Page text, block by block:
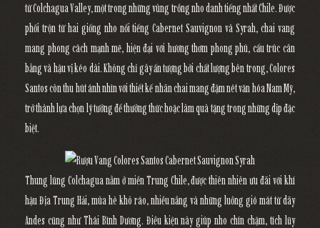
từColchagua Valley, một trong những vùng trồng nho danh tiếng nhất Chile. Được
phối trộn từ hai giống nho nổi tiếngCabernet Sauvignon vàSyrah, chai vang
mang phong cách mạnh mẽ, hiện đại với hương thơm phong phú, cấu trúc cân
bằng và hậu vị kéo dài. Không chỉ gây ấn tượng bởi chất lượng bên trong, Colores
Santos còn thu hút ánh nhìn với thiết kế nhãn chai mang đậm nét văn hóa Nam Mỹ,
trở thành lựa chọn lý tưởng để thưởng thức hoặc làm quà tặng trong những dịp đặc
biệt.
Thung lũng Colchagua nằm ở miền Trung Chile, được thiên nhiên ưu đãi với khí
hậu Địa Trung Hải, mùa hè khô ráo, nhiều nắng và những luồng gió mát từ dãy
Andes cũng như Thái Bình Dương. Điều kiện này giúp nho chín chậm, tích lũy